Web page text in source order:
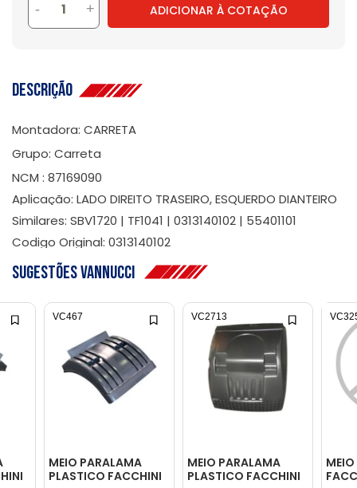
- + ADICIONAR À COTAÇÃO
Descrição
Montadora: CARRETA
Grupo: Carreta
NCM : 87169090
Aplicação: LADO DIREITO TRASEIRO, ESQUERDO DIANTEIRO
Similares: SBV1720 | TF1041 | 0313140102 | 55401101
Codigo Original: 0313140102
Sugestões Vannucci
MEIO PARALAMA
PLASTICO FACCHINI
VC467
MEIO PARALAMA
PLASTICO FACCHINI
VC2713